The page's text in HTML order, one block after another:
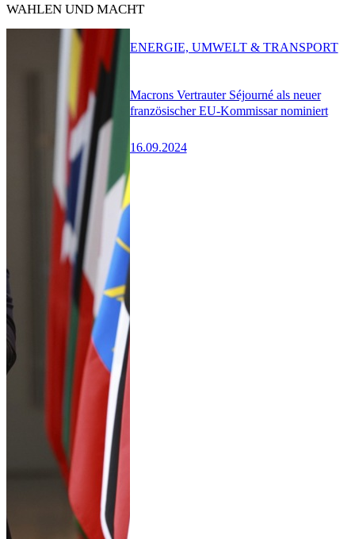
WAHLEN UND MACHT
Macrons Vertrauter Séjourné als neuer
französischer EU-Kommissar nominiert
16.09.2024
ENERGIE, UMWELT & TRANSPORT